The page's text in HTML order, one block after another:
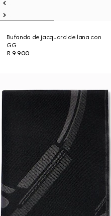
Bufanda de jacquard de lana con
GG
R 9 900